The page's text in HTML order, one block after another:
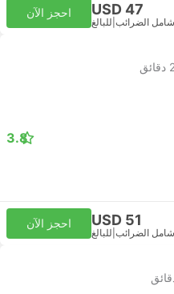
USD 47
شامل الضرائب للبالغ
احجز الآن
3.8
USD 51
شامل الضرائب للبالغ
احجز الآن